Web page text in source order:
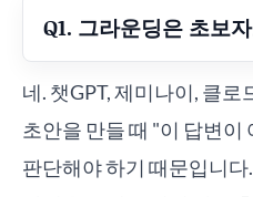
Q1. 그라운딩은 초보
네. 챗GPT, 제미나이, 클
초안을 만들 때 "이 답변
판단해야 하기 때문입니